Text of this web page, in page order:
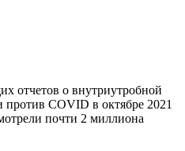
отчетов о внутриутробной
против COVID в октябре 2021
почти 2 миллиона